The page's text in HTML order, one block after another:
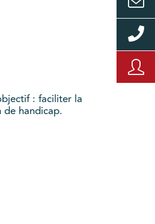
: faciliter la
de handicap.